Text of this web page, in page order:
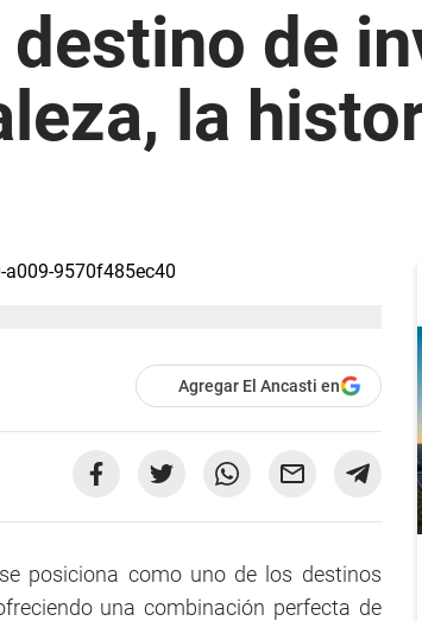
de
la
Agregar El Ancasti en
se posiciona como uno de los destinos
una combinación perfecta de